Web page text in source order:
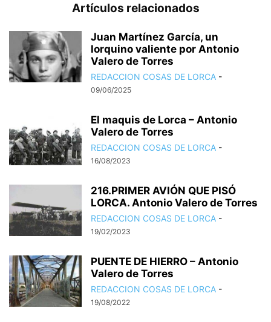
Artículos relacionados
Juan Martínez García, un
lorquino valiente por Antonio
Valero de Torres
REDACCION COSAS DE LORCA -
09/06/2025
El maquis de Lorca – Antonio
Valero de Torres
REDACCION COSAS DE LORCA -
16/08/2023
216.PRIMER AVIÓN QUE PISÓ
LORCA. Antonio Valero de Torres
REDACCION COSAS DE LORCA -
19/02/2023
PUENTE DE HIERRO – Antonio
Valero de Torres
REDACCION COSAS DE LORCA -
19/08/2022